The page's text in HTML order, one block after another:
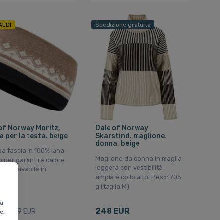
Norway Moritz,
per la testa, beige
fascia in 100% lana
per garantire calore
Lavabile in
69 EUR
Spedizione gratuita
Dale of Norway
Skarstind, maglione,
donna, beige
Maglione da donna in maglia
leggera con vestibilità
ampia e collo alto. Peso: 705
g (taglia M)
248 EUR